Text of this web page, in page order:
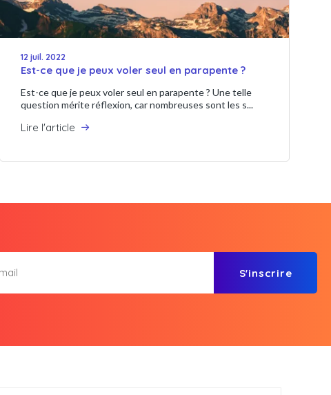
12 juil. 2022
Est-ce que je peux voler seul en parapente ?
Est-ce que je peux voler seul en parapente ? Une telle
question mérite réflexion, car nombreuses sont les s...
Lire l'article
S'inscrire